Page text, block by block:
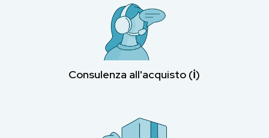
Consulenza all'acquisto (ℹ︎)